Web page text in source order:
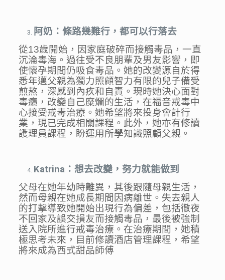
阿奶：條路幾難行，都可以行落去
從13歲開始，因家庭破碎而接觸毒品，一直
沉淪毒海。過往受不良朋輩及男友影響，即
使懷孕期間仍吸食毒品。她的改變源自於得
悉年邁父親為獨力照顧智力有限的兒子備受
煎熬，深感到內疚和自責。現時她決心面對
毒癮，改變自己糜爛的生活，在福音戒毒中
心接受戒毒治療。她希望將來投身會計行
業，現已完成相關課程。此外，她亦有修讀
護理員課程，盼運用所學知識照顧父親。
Katrina ：想去改變，努力就能做到
父母在她年幼時離異，其後跟隨母親生活，
然而母親在她成長期間因病離世。失去親人
的打擊導致她開始出現行為偏差，包括徹夜
不回家及誤交損友而接觸毒品，最後被強制
送入院所進行戒毒治療。在治療期間，她積
極思考未來，目前修讀酒店管理課程，希望
將來成為西式甜品師傅